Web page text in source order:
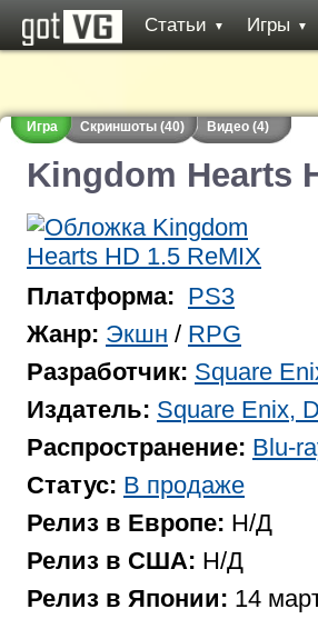
Статьи ▼ Игры ▼
Игра Скриншоты (40) Видео (4)
Kingdom Hearts
Платформа: PS3
Жанр: Экшн / RPG
Разработчик: Square
Издатель: Square Enix,
Распространение: Blu-
Статус: В продаже
Релиз в Европе: Н/Д
Релиз в США: Н/Д
Релиз в Японии: 14